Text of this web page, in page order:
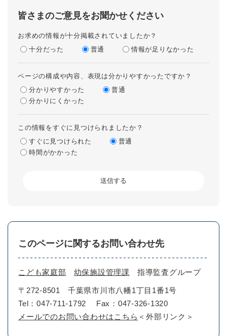
皆さまのご意見をお聞かせください
お求めの情報が十分掲載されていましたか？
十分だった
普通 情報が足りなかった
ページの構成や内容、表現は分かりやすかったですか？
分かりやすかった
普通
分かりにくかった
この情報をすぐに見つけられましたか？
すぐに見つけられた
普通
時間がかかった
このページに関するお問い合わせ先
こども家庭部 幼保施設管理課 指導監査グループ
〒272-8501
千葉県市川市八幡1丁目1番1号
Tel：047-711-1792
Fax：047-326-1320
メールでのお問い合わせはこちら ＜外部リンク＞